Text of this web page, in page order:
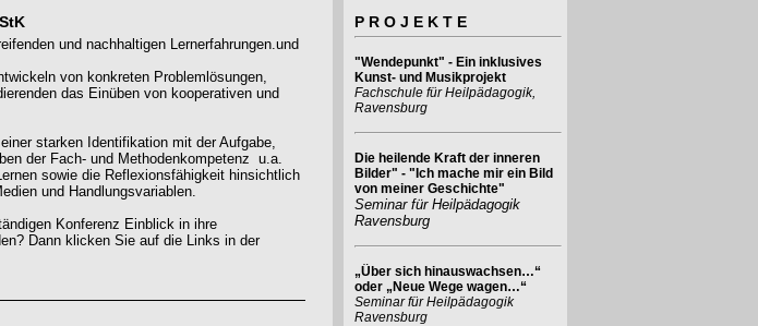
und nachhaltigen Lernerfahrungen.und
von konkreten Problemlösungen,
das Einüben von kooperativen und
starken Identifikation mit der Aufgabe,
der Fach- und Methodenkompetenz u.a.
sowie die Reflexionsfähigkeit hinsichtlich
und Handlungsvariablen.
Konferenz Einblick in ihre
Dann klicken Sie auf die Links in der
P R O J E K T E
"Wendepunkt" - Ein inklusives
Kunst- und Musikprojekt
Fachschule für Heilpädagogik,
Ravensburg
Die heilende Kraft der inneren
Bilder" - "Ich mache mir ein Bild
von meiner Geschichte"
Seminar für Heilpädagogik
Ravensburg
„Über sich hinauswachsen…“
oder „Neue Wege wagen…“
Seminar für Heilpädagogik
Ravensburg